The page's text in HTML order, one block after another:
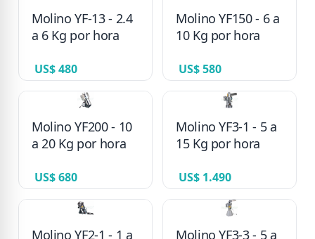
Molino YF-13 - 2.4
a 6 Kg por hora
US$ 480
Molino YF150 - 6 a
10 Kg por hora
US$ 580
Molino YF200 - 10
a 20 Kg por hora
US$ 680
Molino YF3-1 - 5 a
15 Kg por hora
US$ 1.490
Molino YF2-1 - 1 a
Molino YF3-3 - 5 a